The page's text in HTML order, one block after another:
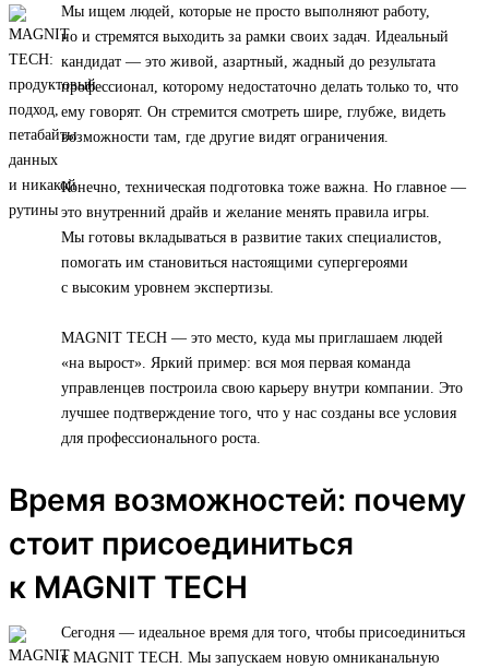
Мы ищем людей, которые не просто выполняют работу,
но и стремятся выходить за рамки своих задач. Идеальный
кандидат — это живой, азартный, жадный до результата
профессионал, которому недостаточно делать только то, что
ему говорят. Он стремится смотреть шире, глубже, видеть
возможности там, где другие видят ограничения.
Конечно, техническая подготовка тоже важна. Но главное —
это внутренний драйв и желание менять правила игры.
Мы готовы вкладываться в развитие таких специалистов,
помогать им становиться настоящими супергероями
с высоким уровнем экспертизы.
MAGNIT TECH — это место, куда мы приглашаем людей
«на вырост». Яркий пример: вся моя первая команда
управленцев построила свою карьеру внутри компании. Это
лучшее подтверждение того, что у нас созданы все условия
для профессионального роста.
Время возможностей: почему
стоит присоединиться
к MAGNIT TECH
Сегодня — идеальное время для того, чтобы присоединиться
к MAGNIT TECH. Мы запускаем новую омниканальную